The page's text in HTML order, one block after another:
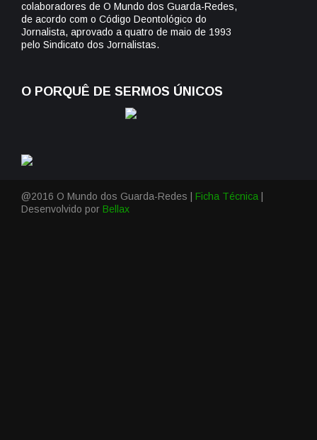
colaboradores de O Mundo dos Guarda-Redes,
de acordo com o Código Deontológico do
Jornalista, aprovado a quatro de maio de 1993
pelo Sindicato dos Jornalistas.
O PORQUÊ DE SERMOS ÚNICOS
@2016 O Mundo dos Guarda-Redes | Ficha Técnica
Desenvolvido por Bellax